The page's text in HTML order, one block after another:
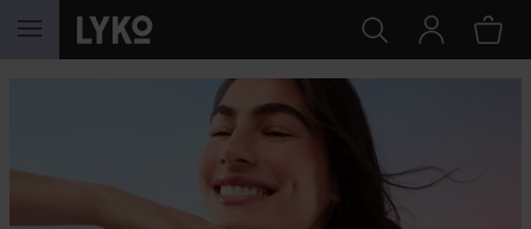
WEITER ZU INHALT